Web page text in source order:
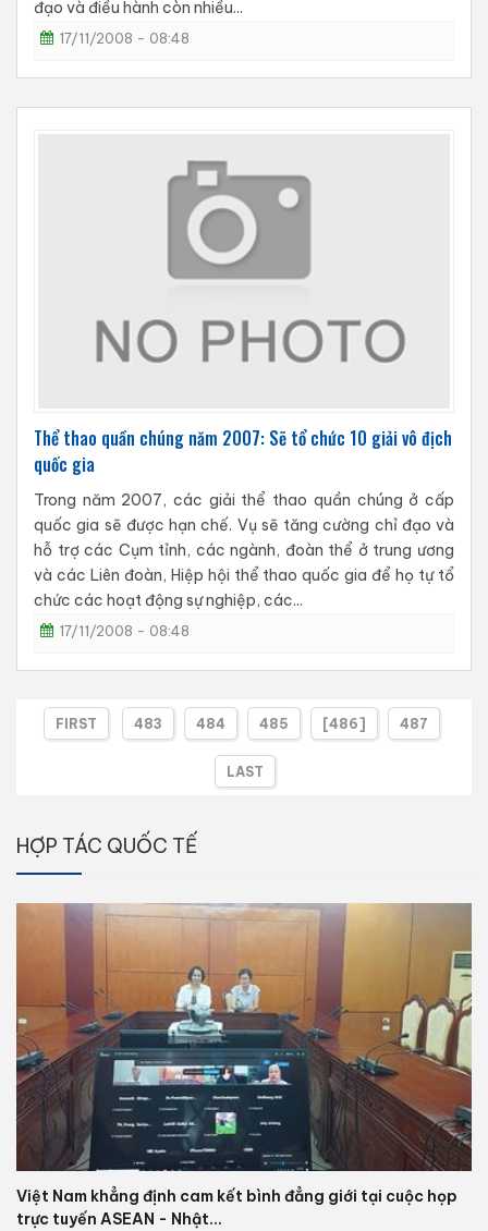
đạo và điều hành còn nhiều...
17/11/2008 - 08:48
Thể thao quần chúng năm 2007: Sẽ tổ chức 10 giải vô địch
quốc gia
Trong năm 2007, các giải thể thao quần chúng ở cấp
quốc gia sẽ được hạn chế. Vụ sẽ tăng cường chỉ đạo và
hỗ trợ các Cụm tỉnh, các ngành, đoàn thể ở trung ương
và các Liên đoàn, Hiệp hội thể thao quốc gia để họ tự tổ
chức các hoạt động sự nghiệp, các...
17/11/2008 - 08:48
FIRST 483 484 485 [486] 487
LAST
HỢP TÁC QUỐC TẾ
Việt Nam khẳng định cam kết bình đẳng giới tại cuộc họp
trực tuyến ASEAN - Nhật...